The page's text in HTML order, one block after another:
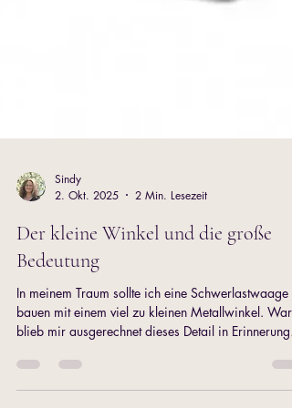
2. Okt. 2025
2 Min. Lesezeit
Der kleine Winkel und die große
Bedeutung
In meinem Traum sollte ich eine Schwerlastwaage
blieb mir ausgerechnet dieses Detail in Erinnerung?
Was Träume uns über unsere Wahrnehmungsfilter